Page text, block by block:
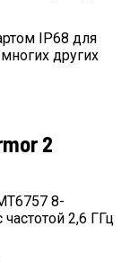
IP68 для
других
2
8-
2,6 ГГц